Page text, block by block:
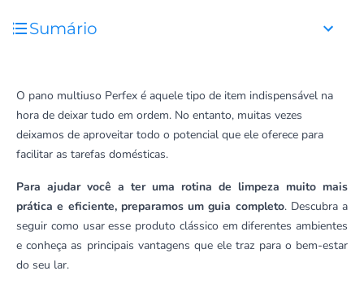
Sumário
O pano multiuso Perfex é aquele tipo de item indispensável na
hora de deixar tudo em ordem. No entanto, muitas vezes
deixamos de aproveitar todo o potencial que ele oferece para
facilitar as tarefas domésticas.
Para ajudar você a ter uma rotina de limpeza muito mais
prática e eficiente, preparamos um guia completo. Descubra a
seguir como usar esse produto clássico em diferentes ambientes
e conheça as principais vantagens que ele traz para o bem-estar
do seu lar.